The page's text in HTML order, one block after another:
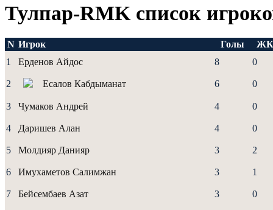
Тулпар-RMK список
N Игрок Голы
ЖК
1
Ерденов Айдос 8 0
2 Есалов Кабдыманат 6 0
3 Чумаков Андрей 4 0
4 Даришев Алан 4 0
5 Молдияр Данияр 3 2
6 Имухаметов Салимжан 3 1
7 Бейсембаев Азат 3 0